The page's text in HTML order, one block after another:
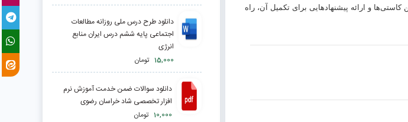
دانلود طرح درس ملی روزانه مطالعات
اجتماعی پایه ششم درس ایران منابع
انرژی
15,000 تومان
دانلود سوالات ضمن خدمت آموزش نرم
افزار تخصصی شاد خراسان رضوی
10,000 تومان
و ارائه پیشنهادهایی برای تکمیل آن، راه